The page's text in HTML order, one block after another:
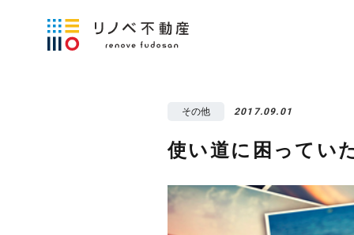
その他 2017.09.01
使い道に困ってい